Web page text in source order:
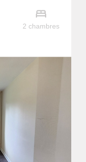
2 chambres